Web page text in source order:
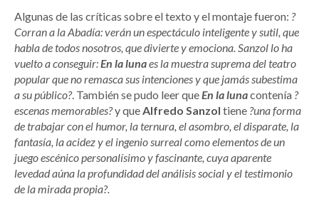
Algunas de las críticas sobre el texto y el montaje fueron: ?
Corran a la Abadía: verán un espectáculo inteligente y sutil, que
habla de todos nosotros, que divierte y emociona. Sanzol lo ha
vuelto a conseguir:En la lunaes la muestra suprema del teatro
popular que no remasca sus intenciones y que jamás subestima
a su público?. También se pudo leer queEn la lunacontenía ?
escenas memorables?y queAlfredo Sanzol tiene ?una forma
de trabajar con el humor, la ternura, el asombro, el disparate, la
fantasía, la acidez y el ingenio surreal como elementos de un
juego escénico personalísimo y fascinante, cuya aparente
levedad aúna la profundidad del análisis social y el testimonio
de la mirada propia?.